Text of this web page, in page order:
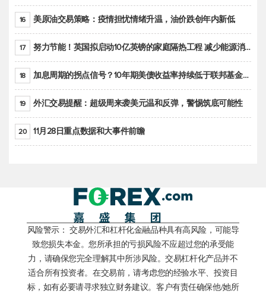
16 美原油交易策略：疫情担忧情绪升温，油价跌创年内新低
17 努力节能！英国拟启动10亿英镑的家庭隔热工程 减少能源消耗
18 加息周期的拐点信号？10年期美债收益率持续低于联邦基金利率目标区间
19 外汇交易提醒：超级周来袭美元温和反弹，警惕筑底可能性
20 11月28日重点数据和大事件前瞻
风险警示： 交易外汇和杠杆化金融品种具有高风险，可能导
致您损失本金。您所承担的亏损风险不应超过您的承受能
力，请确保您完全理解其中所涉风险。交易杠杆化产品并不
适合所有投资者。在交易前，请考虑您的经验水平、投资目
标，如有必要请寻求独立财务建议。客户有责任确保他/她所